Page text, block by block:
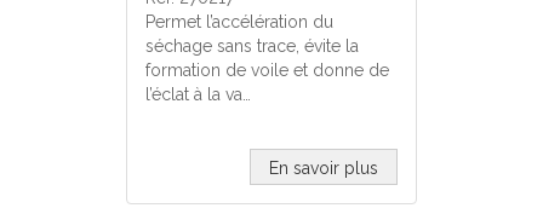
Permet l’accélération du
séchage sans trace, évite la
formation de voile et donne de
l’éclat à la va…
En savoir plus